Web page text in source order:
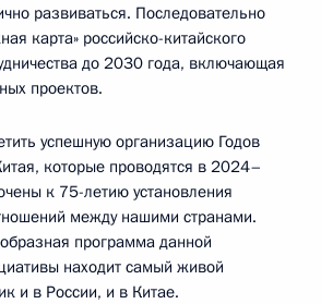
развиваться. Последовательно
карта» российско-китайского
до 2030 года, включающая
проектов.
успешную организацию Годов
которые проводятся в 2024–
к 75-летию установления
между нашими странами.
программа данной
находит самый живой
и в России, и в Китае.